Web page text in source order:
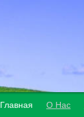
Главная О Нас